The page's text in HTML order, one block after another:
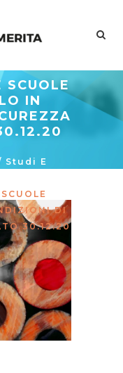
SCUOLE
IN
Studi E
DI
30.12.20